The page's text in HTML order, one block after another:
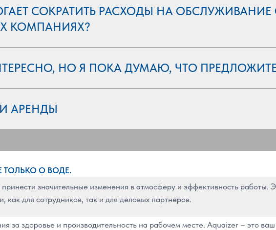
СОКРАТИТЬ РАСХОДЫ НА
КОМПАНИЯХ?
НО Я ПОКА ДУМАЮ, ЧТО
АРЕНДЫ
значительные изменения в атмосферу и эффективность работы.
для сотрудников, так и для деловых партнеров.
за здоровье и производительность на рабочем месте. Aquaizer – это
ТОЛЬКО О ВОДЕ.